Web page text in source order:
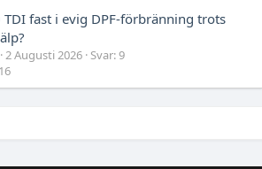
fast i evig DPF-förbränning trots
2 Augusti 2026 Svar: 9